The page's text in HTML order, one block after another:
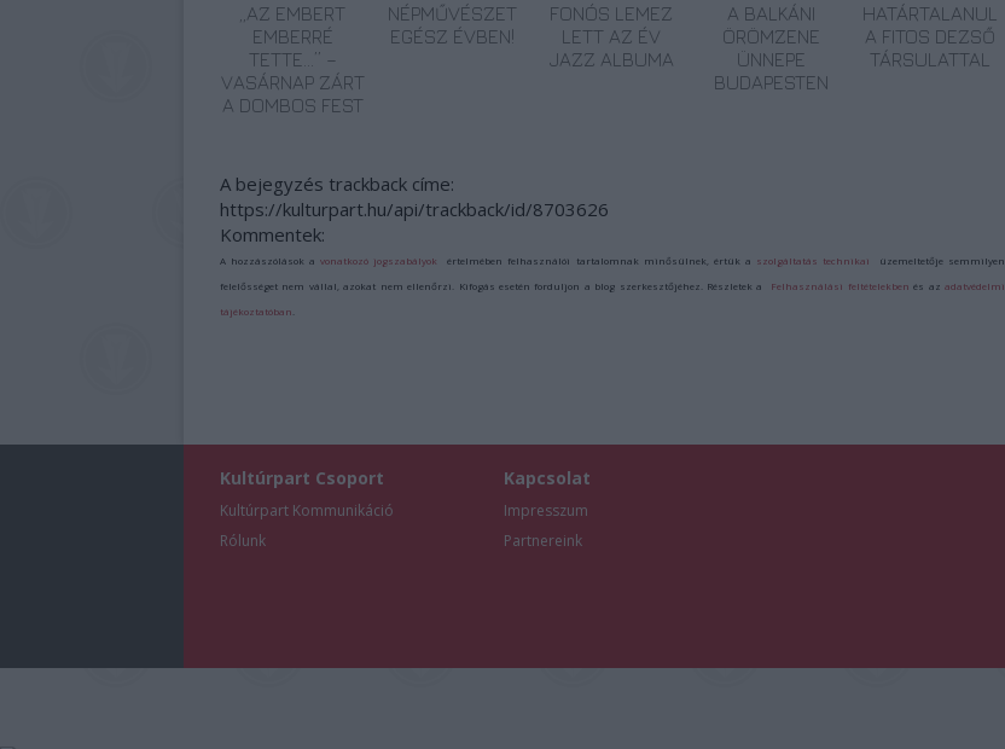
„AZ EMBERT
EMBERRÉ
TETTE…” –
VASÁRNAP ZÁRT
A DOMBOS FEST
NÉPMŰVÉSZET
EGÉSZ ÉVBEN!
FONÓS LEMEZ
LETT AZ ÉV
JAZZ ALBUMA
A BALKÁNI
ÖRÖMZENE
ÜNNEPE
BUDAPESTEN
HATÁRTALANUL
A FITOS DEZSŐ
TÁRSULATTAL
A bejegyzés trackback címe:
https://kulturpart.hu/api/trackback/id/8703626
Kommentek:
A hozzászólások avonatkozó jogszabályok értelmében felhasználói tartalomnak minősülnek, értük a szolgáltatás technikai üzemeltetője semmilyen
felelősséget nem vállal, azokat nem ellenőrzi. Kifogás esetén forduljon a blog szerkesztőjéhez. Részletek a Felhasználási feltételekben és azadatvédelmi
tájékoztatóban
Kultúrpart Csoport
Kultúrpart Kommunikáció
Rólunk
Kapcsolat
Impresszum
Partnereink